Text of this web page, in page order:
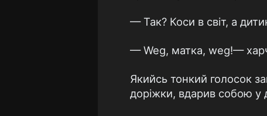
— Так? Коси в світ, а
— Weg, матка, weg!—
Якийсь тонкий голосок
доріжки, вдарив собою у